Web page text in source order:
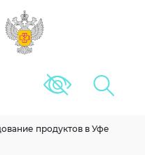
Версия для
продуктов в Уфе